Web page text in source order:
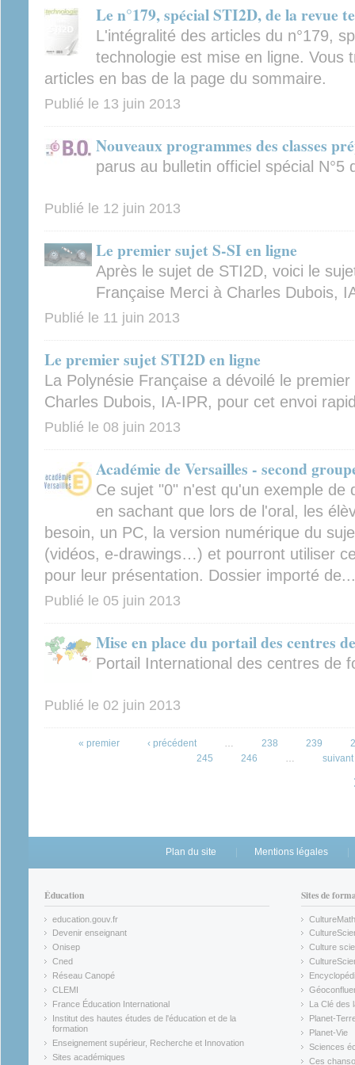
Le n°179, spécial STI2D, de la revue
L'intégralité des articles du n°179,
technologie est mise en ligne. Vous
articles en bas de la page du sommaire.
Publié le 13 juin 2013
Nouveaux programmes des classes
parus au bulletin officiel spécial N°5
Publié le 12 juin 2013
Le premier sujet S-SI en ligne
Après le sujet de STI2D, voici le
Française Merci à Charles Dubois,
Publié le 11 juin 2013
Le premier sujet STI2D en ligne
La Polynésie Française a dévoilé le
Charles Dubois, IA-IPR, pour cet envoi
Publié le 08 juin 2013
Académie de Versailles - second
Ce sujet "0" n'est qu'un exemple de
en sachant que lors de l'oral, les
besoin, un PC, la version numérique du
(vidéos, e-drawings…) et pourront utiliser
pour leur présentation. Dossier importé de...
Publié le 05 juin 2013
Mise en place du portail des centres
Portail International des centres de
Publié le 02 juin 2013
« premier ‹ précédent … 238 239
245
246 … suivant
Plan du site Mentions légales
Éducation
education.gouv.fr
(link is external)
Devenir enseignant
(link is external)
Onisep
(link is external)
Cned
(link is external)
Réseau Canopé
(link is external)
CLEMI
(link is external)
France Éducation International
(link is external)
Institut des hautes études de l'éducation et de la
formation
(link is external)
Enseignement supérieur, Recherche et Innovation
(link is external)
Sites académiques
Sites de
CultureMath
(link is
(link is
Culture
(link is
(link is
(link is
La Clé des
(link is
Planet-
(link is
Planet-Vie
(link is
Sciences
(link is
Ces